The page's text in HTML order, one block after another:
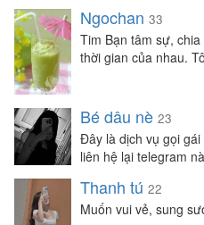
Ngochan 33
Tim Bạn tâm sự,
thời gian của nhau.
Bé dâu nè 23
Đây là dịch vụ gọi
liên hệ lại telegram
Thanh tú 22
Muốn vui vẻ, sung